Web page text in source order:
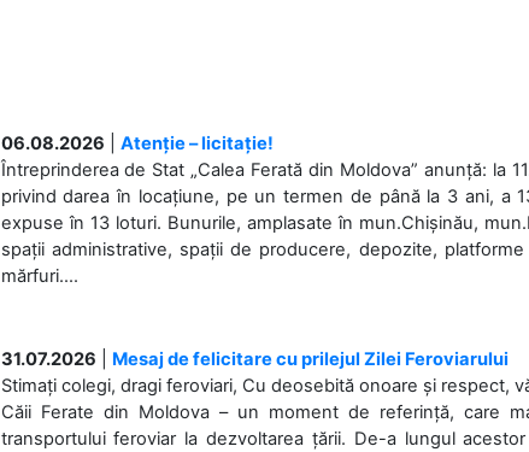
06.08.2026
Atenție – licitație!
Întreprinderea de Stat „Calea Ferată din Moldova” anunță: la
privind darea în locațiune, pe un termen de până la 3 ani, a
expuse în 13 loturi. Bunurile, amplasate în mun.Chișinău,
spații administrative, spații de producere, depozite,
mărfuri....
31.07.2026
Mesaj de felicitare cu prilejul Zilei Feroviarului
Stimați colegi, dragi feroviari, Cu deosebită onoare și respect,
Căii Ferate din Moldova – un moment de referință, care
transportului feroviar la dezvoltarea țării. De-a lungul